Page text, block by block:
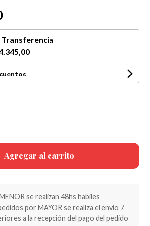
Transferencia
Agregar al carrito
se realizan 48hs habiles
por MAYOR se realiza el envio 7
a la recepción del pago del pedido